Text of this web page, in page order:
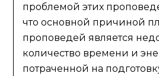
проблемой этих
что основной причиной
проповедей является
количество времени и
потраченной на